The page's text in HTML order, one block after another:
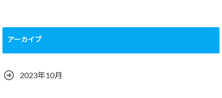
アーカイブ
2023年10月